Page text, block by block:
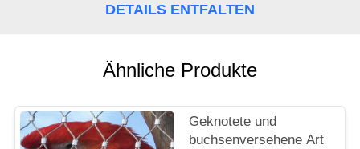
FORDERN
SITEMAP
DETAILS ENTFALTEN
Ähnliche Produkte
Geknotete und
buchsenversehene Art